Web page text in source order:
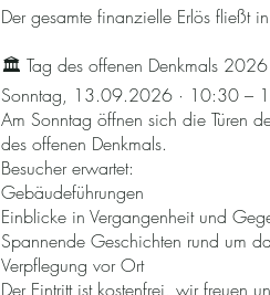
Der gesamte finanzielle Erlös fließt
🏛 Tag des offenen Denkmals 2026
Sonntag, 13.09.2026 · 10:30 –
Am Sonntag öffnen sich die Türen
des offenen Denkmals.
Besucher erwartet:
Gebäudeführungen
Einblicke in Vergangenheit und
Spannende Geschichten rund um
Verpflegung vor Ort
Der Eintritt ist kostenfrei, wir freuen